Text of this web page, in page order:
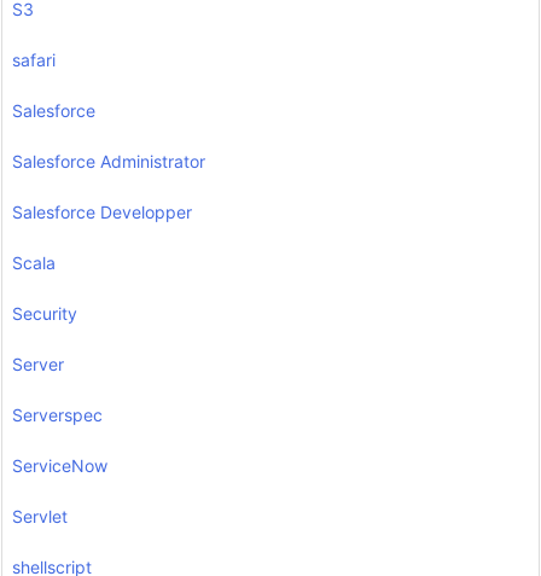
S3
safari
Salesforce
Salesforce Administrator
Salesforce Developper
Scala
Security
Server
Serverspec
ServiceNow
Servlet
shellscript